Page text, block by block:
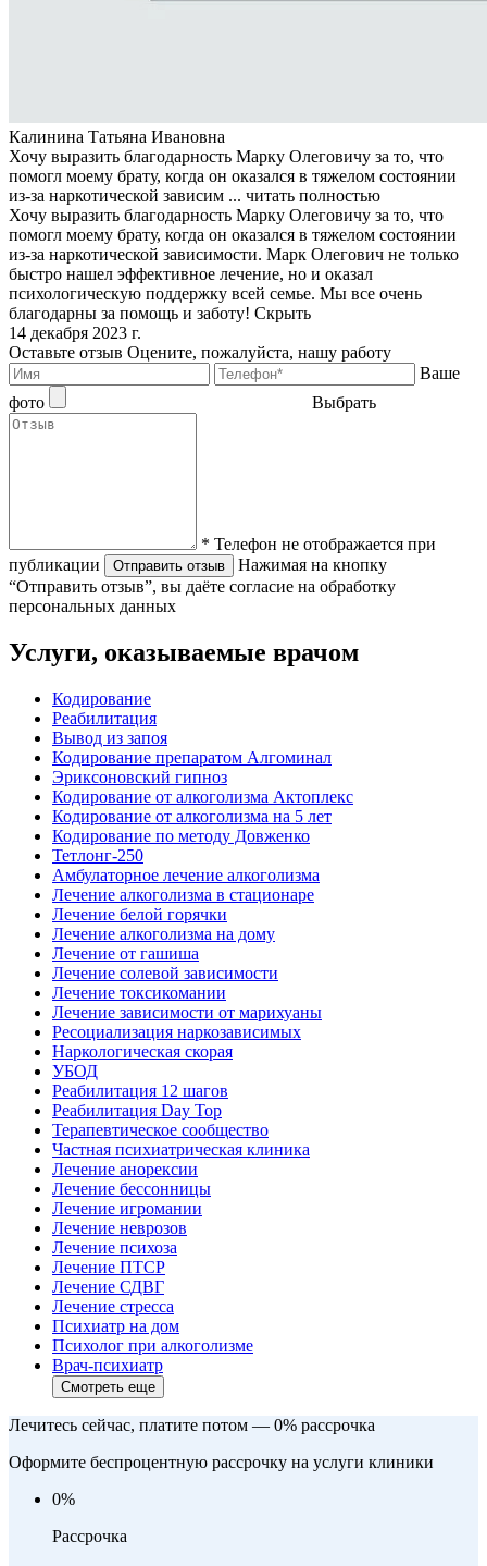
Калинина Татьяна Ивановна
Хочу выразить благодарность Марку Олеговичу за то, что
помогл моему брату, когда он оказался в тяжелом состоянии
из-за наркотической зависим ... читать полностью
Хочу выразить благодарность Марку Олеговичу за то, что
помогл моему брату, когда он оказался в тяжелом состоянии
из-за наркотической зависимости. Марк Олегович не только
быстро нашел эффективное лечение, но и оказал
психологическую поддержку всей семье. Мы все очень
благодарны за помощь и заботу! Скрыть
14 декабря 2023 г.
Оставьте отзыв Оцените, пожалуйста, нашу работу
Ваше
фото
Выбрать
* Телефон не отображается при
публикации
Отправить отзыв
Нажимая на кнопку
“Отправить отзыв”, вы даёте согласие на обработку
персональных данных
Услуги, оказываемые врачом
Кодирование
Реабилитация
Вывод из запоя
Кодирование препаратом Алгоминал
Эриксоновский гипноз
Кодирование от алкоголизма Актоплекс
Кодирование от алкоголизма на 5 лет
Кодирование по методу Довженко
Тетлонг-250
Амбулаторное лечение алкоголизма
Лечение алкоголизма в стационаре
Лечение белой горячки
Лечение алкоголизма на дому
Лечение от гашиша
Лечение солевой зависимости
Лечение токсикомании
Лечение зависимости от марихуаны
Ресоциализация наркозависимых
Наркологическая скорая
УБОД
Реабилитация 12 шагов
Реабилитация Day Top
Терапевтическое сообщество
Частная психиатрическая клиника
Лечение анорексии
Лечение бессонницы
Лечение игромании
Лечение неврозов
Лечение психоза
Лечение ПТСР
Лечение СДВГ
Лечение стресса
Психиатр на дом
Психолог при алкоголизме
Врач-психиатр
Смотреть еще
Лечитесь сейчас, платите потом — 0% рассрочка
Оформите беспроцентную рассрочку на услуги клиники
0%
Рассрочка